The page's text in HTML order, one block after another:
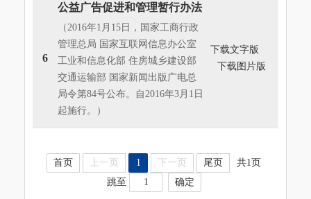
6
公益广告促进和管理暂行办法
（2016年1月15日，国家工商行政
管理总局 国家互联网信息办公室
工业和信息化部 住房城乡建设部
交通运输部 国家新闻出版广电总
局令第84号公布。自2016年3月1日
起施行。）
下载文字版
下载图片版
首页 上一页 1 下一页 尾页
共1页
跳至
确定